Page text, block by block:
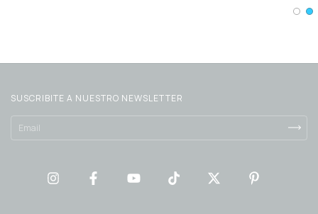
SUSCRIBITE A NUESTRO NEWSLETTER